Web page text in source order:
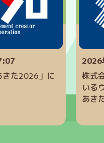
きた2026」に
2026
株式
いる
あき